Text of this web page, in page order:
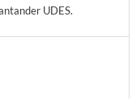
UDES.